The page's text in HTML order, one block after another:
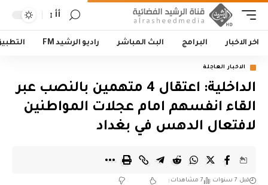
أأ
اخر الاخبار البرامج البث المباشر راديو الرشيد FM
الاخبار العاجلة
الداخلية: اعتقال 4 متهمين بالنصب عبر
القاء انفسهم امام عجلات المواطنين
لافتعال الدهس في بغداد
قبل 7 سنوات 7 مشاهدات